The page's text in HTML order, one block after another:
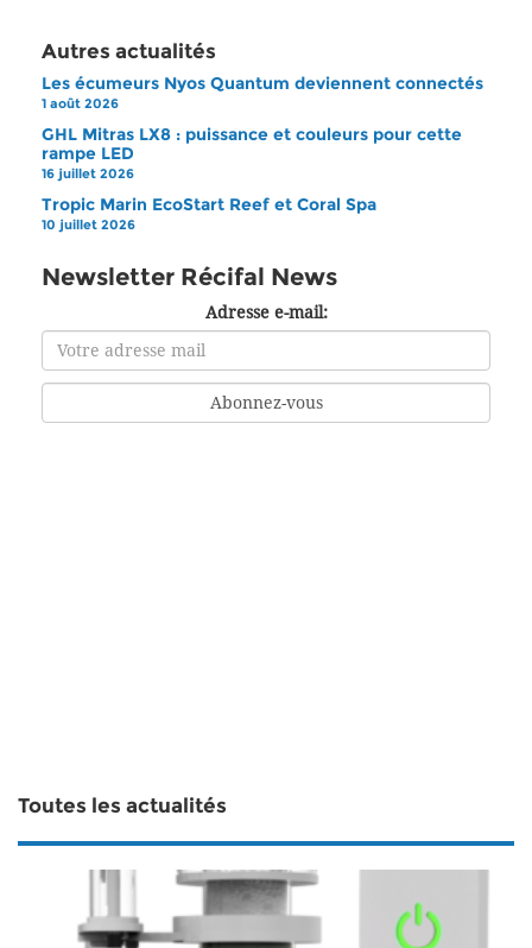
Autres actualités
Les écumeurs Nyos Quantum deviennent connectés
1 août 2026
GHL Mitras LX8 : puissance et couleurs pour cette
rampe LED
16 juillet 2026
Tropic Marin EcoStart Reef et Coral Spa
10 juillet 2026
Newsletter Récifal News
Adresse e-mail:
Toutes les actualités